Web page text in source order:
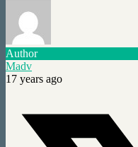
Author
Madv
17 years ago